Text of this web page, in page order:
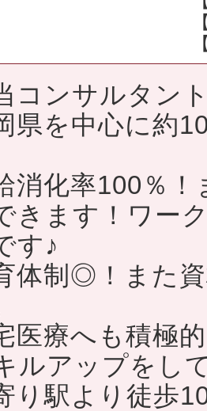
コンサルタン
県を中心に約
消化率100％
きます！ワー
す♪
体制◎！また
医療へも積極
ルアップをし
り駅より徒歩